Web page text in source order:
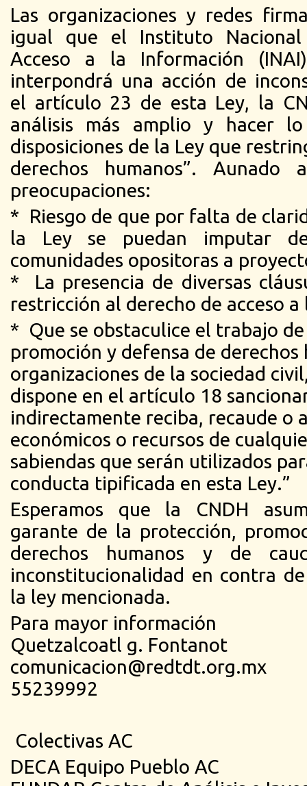
Las organizaciones y redes
igual que el Instituto
Acceso a la Información
interpondrá una acción de
el artículo 23 de esta Ley, la
análisis más amplio y hacer
disposiciones de la Ley que
derechos humanos”.
preocupaciones:
* Riesgo de que por falta de
la Ley se puedan imputar
comunidades opositoras a
* La presencia de diversas
restricción al derecho de acceso
* Que se obstaculice el trabajo
promoción y defensa de derechos
organizaciones de la sociedad
dispone en el artículo 18
indirectamente reciba, recaude o
económicos o recursos de
sabiendas que serán utilizados
conducta tipificada en esta Ley.”
Esperamos que la CNDH
garante de la protección,
derechos humanos y de
inconstitucionalidad en contra
la ley mencionada.
Para mayor información
Quetzalcoatl g. Fontanot
comunicacion@redtdt.org.mx
55239992
Colectivas AC
DECA Equipo Pueblo AC